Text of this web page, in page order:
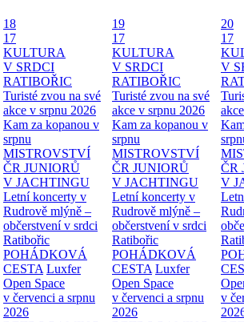
18
17
KULTURA
V SRDCI
RATIBOŘIC
Turisté zvou na své
akce v srpnu 2026
Kam za kopanou v
srpnu
MISTROVSTVÍ
ČR JUNIORŮ
V JACHTINGU
Letní koncerty v
Rudrově mlýně –
občerstvení v srdci
Ratibořic
POHÁDKOVÁ
CESTA Luxfer
Open Space
v červenci a srpnu
2026
19
17
KULTURA
V SRDCI
RATIBOŘIC
Turisté zvou na své
akce v srpnu 2026
Kam za kopanou v
srpnu
MISTROVSTVÍ
ČR JUNIORŮ
V JACHTINGU
Letní koncerty v
Rudrově mlýně –
občerstvení v srdci
Ratibořic
POHÁDKOVÁ
CESTA Luxfer
Open Space
v červenci a srpnu
2026
20
17
V
ČR
V
v